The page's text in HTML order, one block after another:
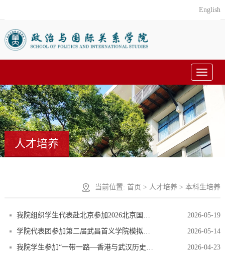
English
Toggle
人才培养
当前位置:首页 > 人才培养 > 本科生培养
我院组织学生代表赴北京参加2026北京国际模拟联合国大会 2026-05-19
学院代表团参加第二届武昌首义学院模拟联合国大会 2026-05-14
我院学生参加“一带一路—香港与武汉历史文化双向交流”活动 2026-04-23